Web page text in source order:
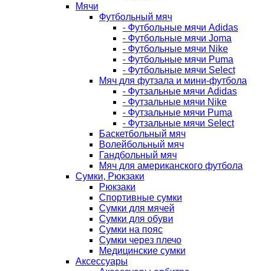
Мячи
Футбольный мяч
- Футбольные мячи Adidas
- Футбольные мячи Joma
- Футбольные мячи Nike
- Футбольные мячи Puma
- Футбольные мячи Select
Мяч для футзала и мини-футбола
- Футзальные мячи Adidas
- Футзальные мячи Nike
- Футзальные мячи Puma
- Футзальные мячи Select
Баскетбольный мяч
Волейбольный мяч
Гандбольный мяч
Мяч для американского футбола
Сумки, Рюкзаки
Рюкзаки
Спортивные сумки
Сумки для мячей
Сумки для обуви
Сумки на пояс
Сумки через плечо
Медицинские сумки
Аксессуары